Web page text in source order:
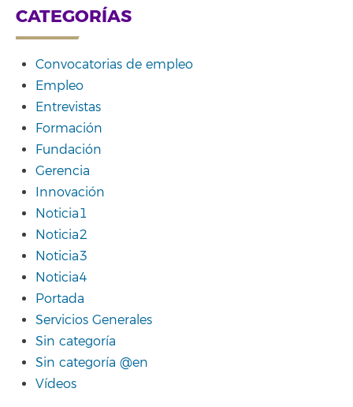
CATEGORÍAS
Convocatorias de empleo
Empleo
Entrevistas
Formación
Fundación
Gerencia
Innovación
Noticia1
Noticia2
Noticia3
Noticia4
Portada
Servicios Generales
Sin categoría
Sin categoría @en
Vídeos